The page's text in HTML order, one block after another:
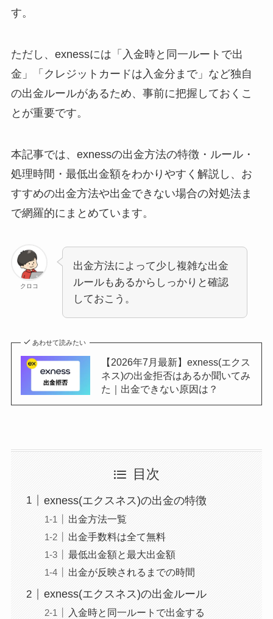
す。
ただし、exnessには「入金時と同一ルートで出
金」「クレジットカードは入金分まで」など独自
の出金ルールがあるため、事前に把握しておくこ
とが重要です。
本記事では、exnessの出金方法の特徴・ルール・
処理時間・最低出金額をわかりやすく解説し、お
すすめの出金方法や出金できない場合の対処法ま
で網羅的にまとめています。
クロコ
出金方法によって少し複雑な出金
ルールもあるからしっかりと確認
しておこう。
あわせて読みたい
【2026年7月最新】exness(エクス
ネス)の出金拒否はあるか聞いてみ
た｜出金できない原因は？
目次
exness(エクスネス)の出金の特徴
出金方法一覧
出金手数料は全て無料
最低出金額と最大出金額
出金が反映されるまでの時間
exness(エクスネス)の出金ルール
入金時と同一ルートで出金する